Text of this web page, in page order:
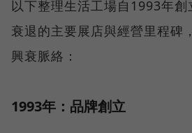
以下整理生活工場自1993年
衰退的主要展店與經營里程碑
興衰脈絡：
1993年：品牌創立